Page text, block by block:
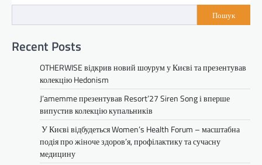
Пошук
Recent Posts
OTHERWISE відкрив новий шоурум у Києві та презентував
колекцію Hedonism
J’amemme презентував Resort’27 Siren Song і вперше
випустив колекцію купальників
У Києві відбудеться Women’s Health Forum – масштабна
подія про жіноче здоров’я, профілактику та сучасну
медицину